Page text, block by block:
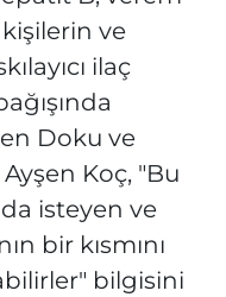
ve
ilaç
Doku ve
Koç, "Bu
isteyen ve
bir kısmını
bilgisini